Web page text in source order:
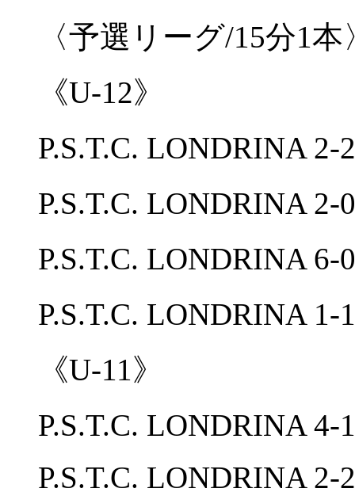
〈予選リーグ/15分1本
《U-12》
P.S.T.C. LONDRINA
P.S.T.C. LONDRINA
P.S.T.C. LONDRINA
P.S.T.C. LONDRINA
《U-11》
P.S.T.C. LONDRINA
P.S.T.C. LONDRINA 2-